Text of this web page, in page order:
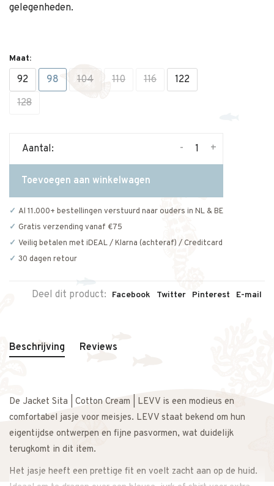
gelegenheden.
Maat:
92 98 104 110 116
122
128
Aantal: +
-
Toevoegen aan winkelwagen
Al 11.000+ bestellingen verstuurd naar ouders in NL & BE
Gratis verzending vanaf €75
Veilig betalen met iDEAL / Klarna (achteraf) / Creditcard
30 dagen retour
Deel dit product: Facebook Twitter Pinterest E-mail
Beschrijving Reviews
De Jacket Sita | Cotton Cream | LEVV is een modieus en
comfortabel jasje voor meisjes. LEVV staat bekend om hun
eigentijdse ontwerpen en fijne pasvormen, wat duidelijk
terugkomt in dit item.
Het jasje heeft een prettige fit en voelt zacht aan op de huid.